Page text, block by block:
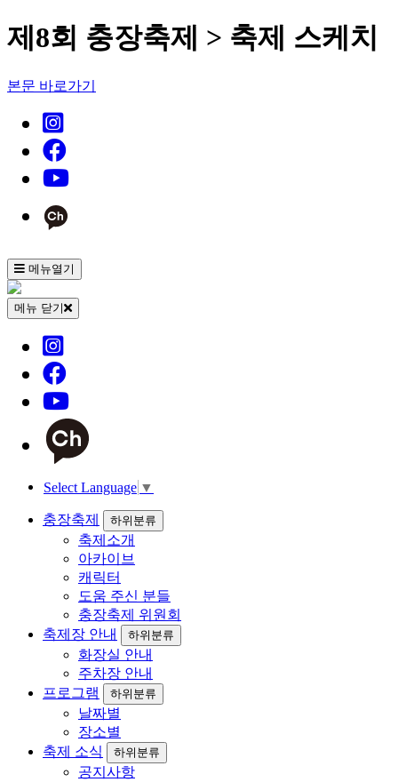
제8회 충장축제 > 축제 스케치
본문 바로가기
메뉴열기
메뉴 닫기
Select Language ▼
충장축제 하위분류
축제소개
아카이브
캐릭터
도움 주신 분들
충장축제 위원회
축제장 안내
하위분류
화장실 안내
주차장 안내
프로그램
하위분류
날짜별
장소별
축제 소식
하위분류
공지사항